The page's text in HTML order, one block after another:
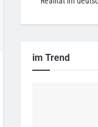
im Trend